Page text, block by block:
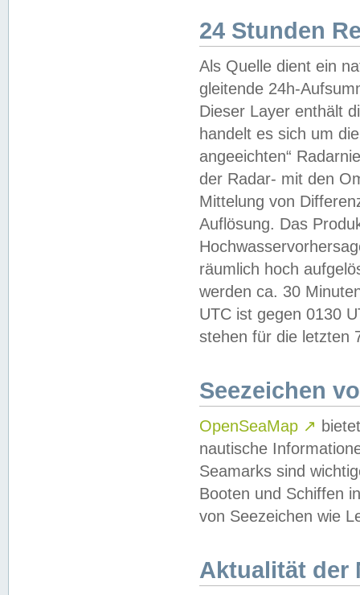
24 Stunden
Als Quelle dient ein
gleitende 24h-
Dieser Layer enthält
handelt es sich um
angeeichten“
der Radar- mit den
Mittelung von
Auflösung. Das
räumlich hoch
werden ca. 30
UTC ist gegen 0130
stehen für die letzten
Seezeichen
OpenSeaMap ↗
nautische
Seamarks sind
Booten und Schiffen
von Seezeichen wie
Aktualität der